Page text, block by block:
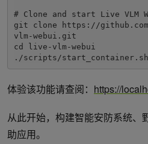
# Clone and start Live VLM
git clone https://
vlm-webui.git
cd live-vlm-webui
体验该功能请查阅： https://
从此开始，构建智能安防系统、
助应用。